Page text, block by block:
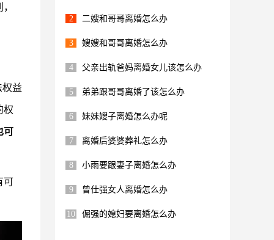
益
权
可
可
2 二嫂和哥哥离婚怎么办
3 嫂嫂和哥哥离婚怎么办
4 父亲出轨爸妈离婚女儿该怎么办
5 弟弟跟哥哥离婚了该怎么办
6 妹妹嫂子离婚怎么办呢
7 离婚后婆婆葬礼怎么办
8 小雨要跟妻子离婚怎么办
9 曾仕强女人离婚怎么办
10 倔强的媳妇要离婚怎么办